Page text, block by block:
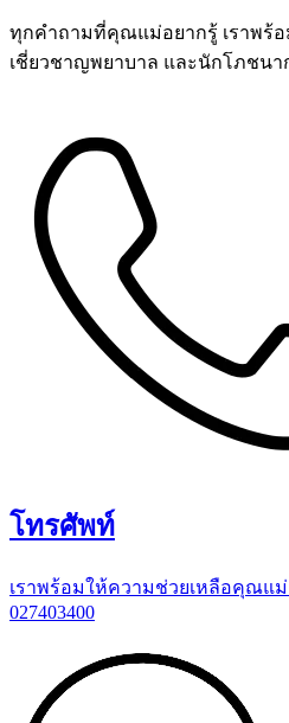
ทุกคำถามที่คุณแม่อยากรู้ เราพร้
เชี่ยวชาญพยาบาล และนักโภชนา
โทรศัพท์
เราพร้อมให้ความช่วยเหลือคุณแ
027403400